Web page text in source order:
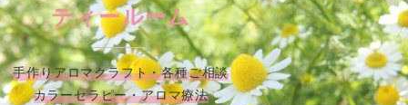
ティールーム
手作りアロマクラフト・各種ご相談
カラーセラピー・アロマ療法